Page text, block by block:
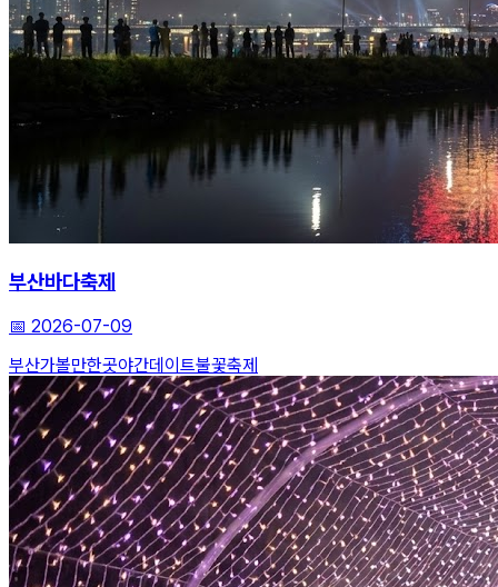
부산바다축제
📅 2026-07-09
부산가볼만한곳야간데이트불꽃축제